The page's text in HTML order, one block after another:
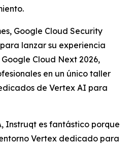
Google Cloud Security
lanzar su experiencia
Cloud Next 2026,
en un único taller
de Vertex AI para
Instruqt es fantástico porque
Vertex dedicado para